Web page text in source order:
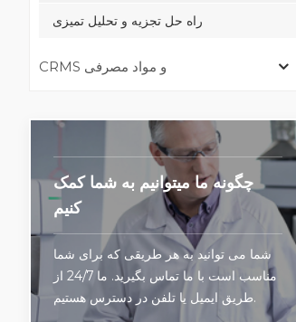
راه حل تجزیه و تحلیل تمیزی
CRMS و مواد مصرفی
چگونه ما میتوانیم به شما کمک
کنیم
شما می توانید به هر طریقی که برای شما
مناسب است با ما تماس بگیرید. ما 24/7 از
طریق ایمیل یا تلفن در دسترس هستیم.